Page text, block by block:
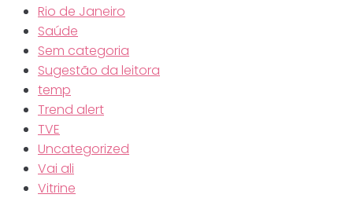
Rio de Janeiro
Saúde
Sem categoria
Sugestão da leitora
temp
Trend alert
TVE
Uncategorized
Vai ali
Vitrine